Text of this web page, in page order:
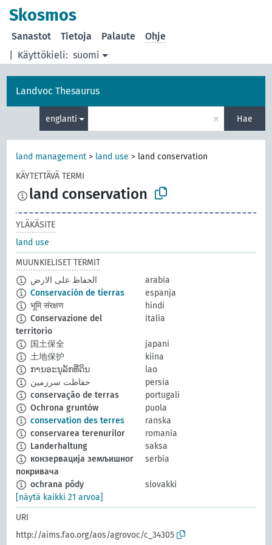
Skosmos
Käyttökieli: suomi
Sanastot Tietoja Palaute Ohje
Landvoc Thesaurus
englanti × Hae
land management > land use > land conservation
KÄYTETTÄVÄ TERMI
land conservation
YLÄKÄSITE
land use
MUUNKIELISET TERMIT
الحفاظ على الارض
arabia
Conservación de tierras
espanja
भूमि संरक्षण
hindi
Conservazione del
territorio
italia
国土保全
japani
土地保护
kiina
ການອະນຸລັກທີ່ດິນ
lao
حفاظت سرزمين
persia
conservação de terras
portugali
Ochrona gruntów
puola
conservation des terres
ranska
conservarea terenurilor
romania
Landerhaltung
saksa
конзервација земљишног
покривача
serbia
ochrana pôdy
slovakki
[näytä kaikki 21 arvoa]
URI
http://aims.fao.org/aos/agrovoc/c_34305